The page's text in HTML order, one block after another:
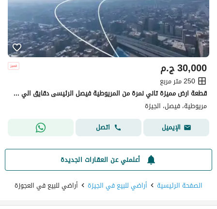
ج.م30,000
250 متر مربع
قطعة ارض مميزة تاني نمرة من المريوطية فيصل الرئيسى دقايق الي المتحف الكبير و اهرامات الجيزة
مريوطية، فيصل، الجيزة
الإيميل
اتصل
أعلمني عن العقارات الجديدة
الصفحة الرئيسية
أراضي للبيع في الجيزة أراضي للبيع في العجوزة